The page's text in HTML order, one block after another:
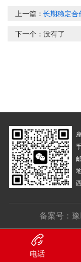
上一篇：长期稳定合
下一个：没有了
备案号：
电话